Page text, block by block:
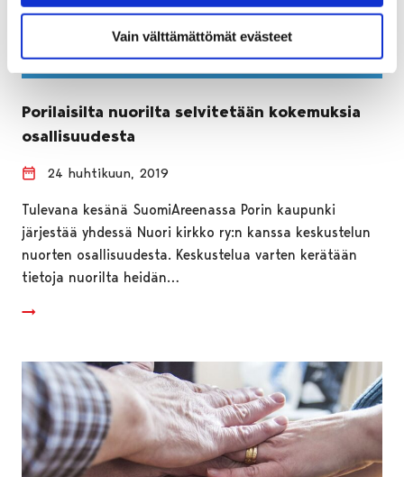
Vain välttämättömät evästeet
Porilaisilta nuorilta selvitetään kokemuksia
osallisuudesta
24 huhtikuun, 2019
Tulevana kesänä SuomiAreenassa Porin kaupunki
järjestää yhdessä Nuori kirkko ry:n kanssa keskustelun
nuorten osallisuudesta. Keskustelua varten kerätään
tietoja nuorilta heidän…